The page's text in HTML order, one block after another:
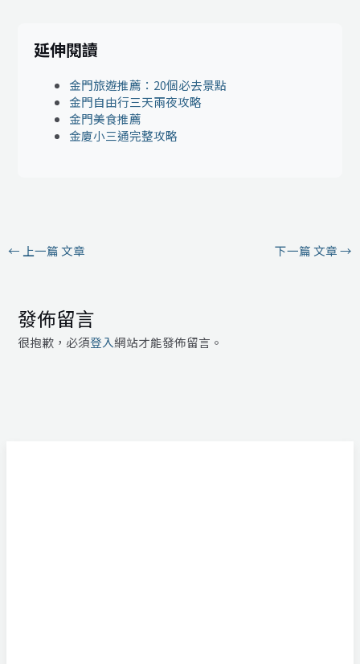
延伸閱讀
金門旅遊推薦：20個必去景點
金門自由行三天兩夜攻略
金門美食推薦
金廈小三通完整攻略
← 上一篇 文章 下一篇 文章→
發佈留言
很抱歉，必須登入網站才能發佈留言。